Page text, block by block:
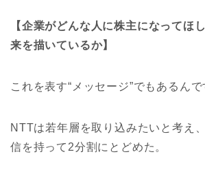
【企業がどんな人に株主になってほ
来を描いているか】
これを表す“メッセージ”でもあるんで
NTTは若年層を取り込みたいと考え
信を持って2分割にとどめた。